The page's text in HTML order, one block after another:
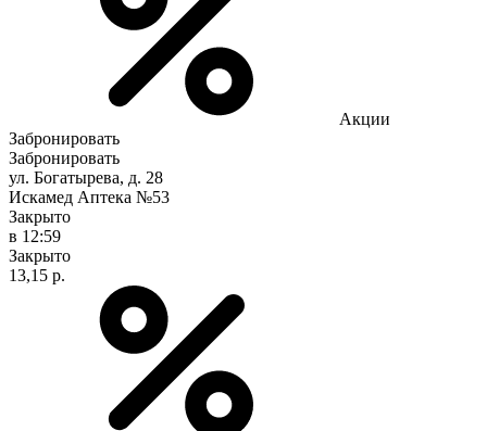
Акции
Забронировать
Забронировать
ул. Богатырева, д. 28
Искамед Аптека №53
Закрыто
в 12:59
Закрыто
13,15 р.